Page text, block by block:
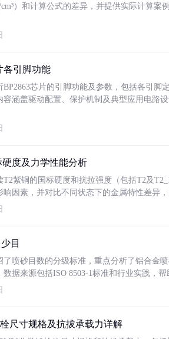
）和计算公式的差异，并提供实际计算
各引脚功能
BP2863芯片的引脚功能及参数，包括各引
容涵盖驱动配置、保护机制及典型应用电路
度及力学性能分析
T2紫铜的国标硬度和抗拉强度（包括T2及
响因素，并对比不同状态下的金属特性差异，
目
了喷砂目数的分级标准，重点分析了铝合金
数据来源包括ISO 8503-1标准和行业实践，
尺寸规格及抗拔承载力详解